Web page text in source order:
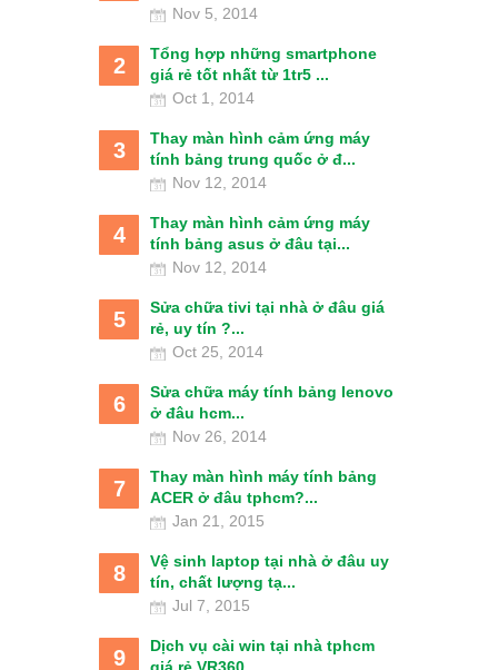
Nov 5, 2014
2
Tổng hợp những smartphone
giá rẻ tốt nhất từ 1tr5 ...
Oct 1, 2014
3
Thay màn hình cảm ứng máy
tính bảng trung quốc ở đ...
Nov 12, 2014
4
Thay màn hình cảm ứng máy
tính bảng asus ở đâu tại...
Nov 12, 2014
5
Sửa chữa tivi tại nhà ở đâu giá
rẻ, uy tín ?...
Oct 25, 2014
6
Sửa chữa máy tính bảng lenovo
ở đâu hcm...
Nov 26, 2014
7
Thay màn hình máy tính bảng
ACER ở đâu tphcm?...
Jan 21, 2015
8
Vệ sinh laptop tại nhà ở đâu uy
tín, chất lượng tạ...
Jul 7, 2015
9
Dịch vụ cài win tại nhà tphcm
giá rẻ VR360...